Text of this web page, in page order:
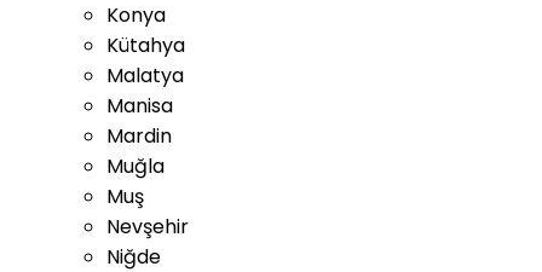
Konya
Kütahya
Malatya
Manisa
Mardin
Muğla
Muş
Nevşehir
Niğde